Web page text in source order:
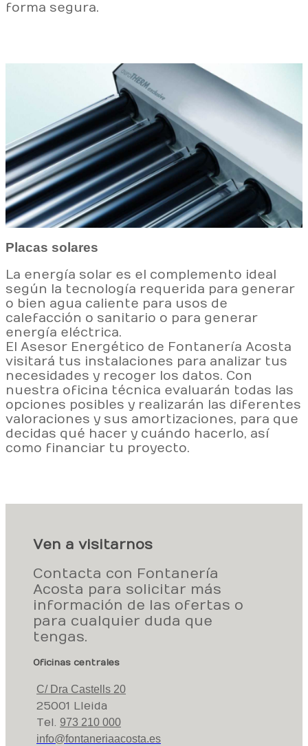
forma segura.
Placas solares
La energía solar es el complemento ideal
según la tecnología requerida para generar
o bien agua caliente para usos de
calefacción o sanitario o para generar
energía eléctrica.
El Asesor Energético de Fontanería Acosta
visitará tus instalaciones para analizar tus
necesidades y recoger los datos. Con
nuestra oficina técnica evaluarán todas las
opciones posibles y realizarán las diferentes
valoraciones y sus amortizaciones, para que
decidas qué hacer y cuándo hacerlo, así
como financiar tu proyecto.
Ven a visitarnos
Contacta con Fontanería
Acosta para solicitar más
información de las ofertas o
para cualquier duda que
tengas.
Oficinas centrales
C/ Dra Castells 20
25001 Lleida
Tel. 973 210 000
info@fontaneriaacosta.es